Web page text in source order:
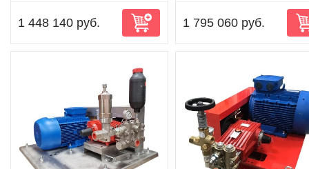
1 448 140 руб. 1 795 060 руб.